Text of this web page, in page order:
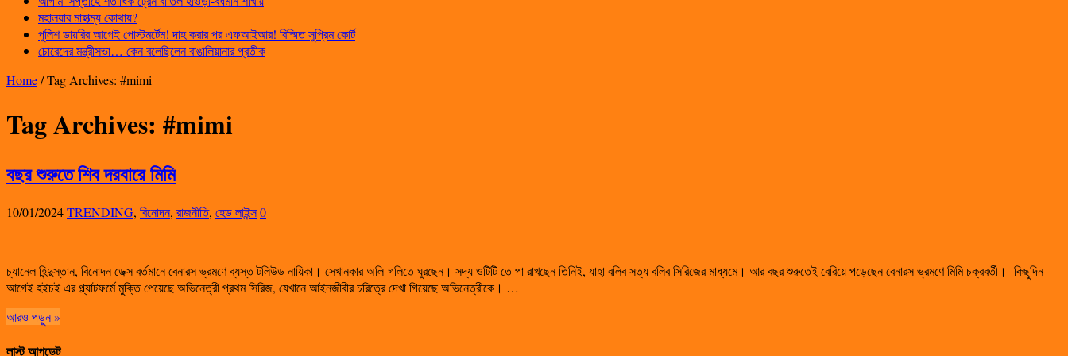
মহালয়ার মাহাত্ম্য কোথায়?
পুলিশ ডায়রির আগেই পোস্টমর্টেম! দাহ করার পর এফআইআর! বিস্মিত সুপ্রিম কোর্ট
চোরেদের মন্ত্রীসভা… কেন বলেছিলেন বাঙালিয়ানার প্রতীক
Home/Tag Archives: #mimi
Tag Archives: #mimi
বছর শুরুতে শিব দরবারে মিমি
10/01/2024TRENDING, বিনোদন, রাজনীতি, হেড লাইন্স0
চ্যানেল হিন্দুস্তান, বিনোদন ডেক্স বর্তমানে বেনারস ভ্রমণে ব্যস্ত টলিউড নায়িকা। সেখানকার অলি-গলিতে ঘুরছেন। সদ্য ওটিটি তে পা রাখছেন তিনিই, যাহা বলিব সত্য বলিব সিরিজের মাধ্যমে। আর বছর শুরুতেই বেরিয়ে পড়েছেন বেনারস ভ্রমণে মিমি চক্রবর্তী। কিছুদিন
আগেই হইচই এর প্ল্যাটফর্মে মুক্তি পেয়েছে অভিনেত্রী প্রথম সিরিজ, যেখানে আইনজীবীর চরিত্রে দেখা গিয়েছে অভিনেত্রীকে। …
আরও পড়ুন »
লাস্ট আপডেট